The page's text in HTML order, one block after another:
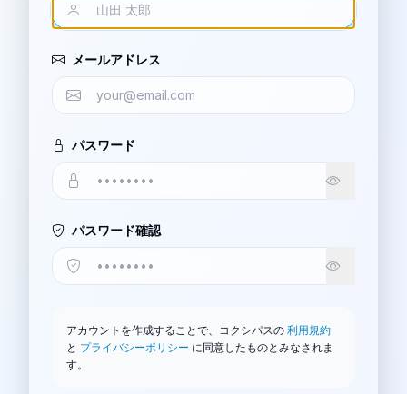
メールアドレス
パスワード
パスワード確認
アカウントを作成することで、コクシパスの 利用規約
と プライバシーポリシー に同意したものとみなされま
す。